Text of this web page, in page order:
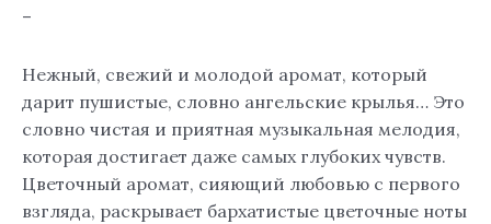
–
Нежный, свежий и молодой аромат, который
дарит пушистые, словно ангельские крылья… Это
словно чистая и приятная музыкальная мелодия,
которая достигает даже самых глубоких чувств.
Цветочный аромат, сияющий любовью с первого
взгляда, раскрывает бархатистые цветочные ноты